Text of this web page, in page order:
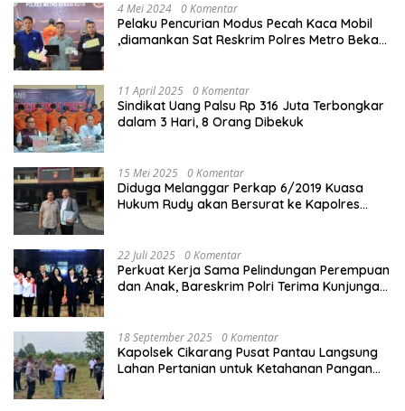
4 Mei 2024 0 Komentar
Pelaku Pencurian Modus Pecah Kaca Mobil
,diamankan Sat Reskrim Polres Metro Bekasi
11 April 2025 0 Komentar
Sindikat Uang Palsu Rp 316 Juta Terbongkar
dalam 3 Hari, 8 Orang Dibekuk
15 Mei 2025 0 Komentar
Diduga Melanggar Perkap 6/2019 Kuasa
Hukum Rudy akan Bersurat ke Kapolres
22 Juli 2025 0 Komentar
Perkuat Kerja Sama Pelindungan Perempuan
dan Anak, Bareskrim Polri Terima Kunjungan
18 September 2025 0 Komentar
Kapolsek Cikarang Pusat Pantau Langsung
Lahan Pertanian untuk Ketahanan Pangan